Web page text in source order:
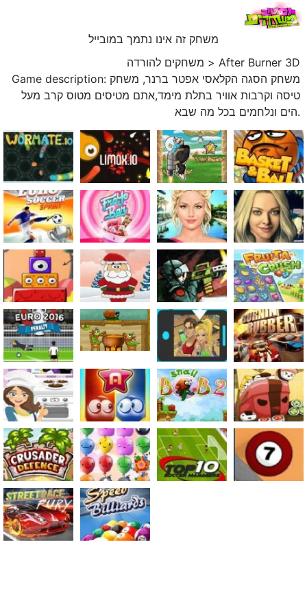
משחק זה אינו נתמך במובייל
משחקים להורדה > After Burner 3D
Game description: משחק הסגה הקלאסי אפטר ברנר, משחק
טיסה וקרבות אוויר בתלת מימד,אתם מטיסים מטוס קרב מעל
הים ונלחמים בכל מה שבא.